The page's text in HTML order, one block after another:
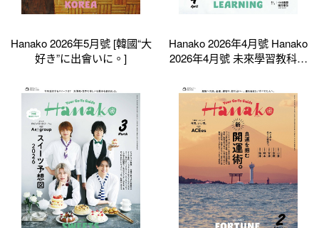
Hanako 2026年5月號 [韓國“大
好き”に出會いに。]
Hanako 2026年4月號 Hanako
2026年4月號 未來學習教科書